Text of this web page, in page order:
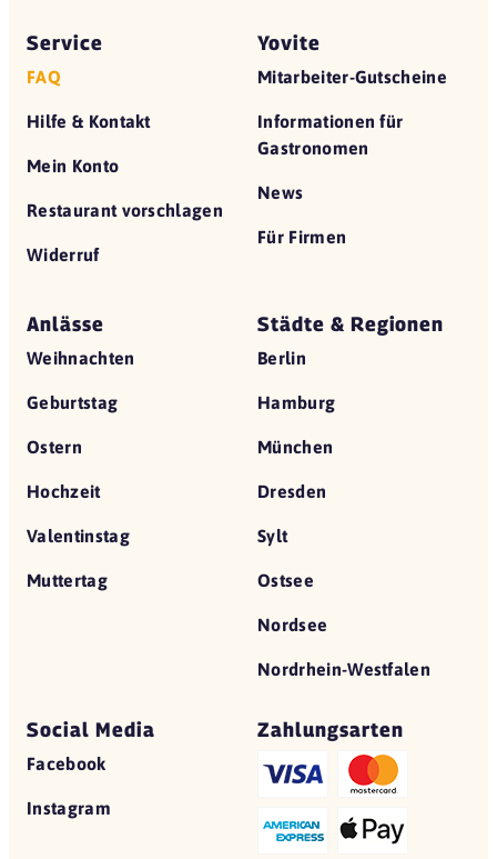
Service
FAQ
Hilfe & Kontakt
Mein Konto
Restaurant vorschlagen
Widerruf
Yovite
Mitarbeiter-Gutscheine
Informationen für
Gastronomen
News
Für Firmen
Anlässe
Weihnachten
Geburtstag
Ostern
Hochzeit
Valentinstag
Muttertag
Städte & Regionen
Berlin
Hamburg
München
Dresden
Sylt
Ostsee
Nordsee
Nordrhein-Westfalen
Social Media
Facebook
Instagram
Zahlungsarten